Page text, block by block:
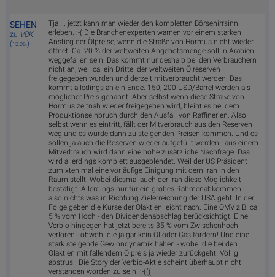
SEHEN
zu VBK
( 12.06.)
Tja ... jetzt kann man wieder den kompletten Börsenirrsinn
erleben. :-( Die Branchenexperten warnen vor einem starken
Anstieg der Ölpreise, wenn die Straße von Hormus nicht wieder
öffnet. Ca. 20 % der weltweiten Angebotsmenge soll in Arabien
weggefallen sein. Das kommt nur deshalb bei den Verbrauchern
nicht an, weil ca. ein Drittel der weltweiten Ölreserven
freigegeben wurden und derzeit mitverbraucht werden. Das
kommt alledings an ein Ende. 150, 200 USD/Barrel werden als
möglicher Preis genannt. Aber selbst wenn diese Straße von
Hormus zeitnah wieder freigegeben wird, bleibt es bei dem
Produktionseinbruch durch den Ausfall von Raffinerien. Also
selbst wenn es eintritt, fällt der Mitverbrauch aus den Reserven
weg und es würde dann zu steigenden Preisen kommen. Und es
sollen ja auch die Reserven wieder aufgefüllt werden - aus einem
Mitverbrauch wird dann eine hohe zusätzliche Nachfrage. Das
wird allerdings komplett ausgeblendet. Weil der US Präsident
zum xten mal eine vorläufige Einigung mit dem Iran in den
Raum stellt. Wobei diesmal auch der Iran diese Möglichkeit
bestätigt. Allerdings nur für ein grobes Rahmenabkommen -
also nichts was in Richtung Zielerreichung der USA geht. In der
Folge geben die Kurse der Ölaktien leicht nach. Eine OMV z.B. ca.
5 % vom Hoch - den Dividendenabschlag berücksichtigt. Eine
Verbio hingegen hat jetzt bereits 35 % vom Zwischenhoch
verloren - obwohl die ja gar kein Öl oder Gas fördern! Und eine
stark steigende Gewinndynamik haben - wobei die bei den
Ölaktien mit fallendem Ölpreis ja wieder zurückgeht! Völlig
abstrus. Die Story der Verbio-Aktie scheint überhaupt nicht
verstanden worden zu sein. :-(((